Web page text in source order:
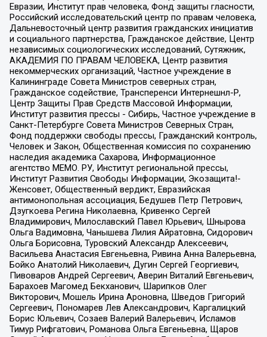
Евразии, Институт прав человека, Фонд защиты гласности,
Российский исследовательский центр по правам человека,
Дальневосточный центр развития гражданских инициатив
и социального партнерства, Гражданское действие, Центр
независимых социологических исследований, Сутяжник,
АКАДЕМИЯ ПО ПРАВАМ ЧЕЛОВЕКА, Центр развития
некоммерческих организаций, Частное учреждение в
Калининграде Совета Министров северных стран,
Гражданское содействие, Трансперенси Интернешнл-Р,
Центр Защиты Прав Средств Массовой Информации,
Институт развития прессы - Сибирь, Частное учреждение в
Санкт-Петербурге Совета Министров Северных Стран,
Фонд поддержки свободы прессы, Гражданский контроль,
Человек и Закон, Общественная комиссия по сохранению
наследия академика Сахарова, Информационное
агентство МЕМО. РУ, Институт региональной прессы,
Институт Развития Свободы Информации, Экозащита!-
Женсовет, Общественный вердикт, Евразийская
антимонопольная ассоциация, Бедушев Петр Петрович,
Дзугкоева Регина Николаевна, Кривенко Сергей
Владимирович, Милославский Павел Юрьевич, Шнырова
Ольга Вадимовна, Чанышева Лилия Айратовна, Сидорович
Ольга Борисовна, Туровский Александр Алексеевич,
Васильева Анастасия Евгеньевна, Ривина Анна Валерьевна,
Бойко Анатолий Николаевич, Дугин Сергей Георгиевич,
Пивоваров Андрей Сергеевич, Аверин Виталий Евгеньевич,
Барахоев Магомед Бекханович, Шарипков Олег
Викторович, Мошель Ирина Ароновна, Шведов Григорий
Сергеевич, Пономарев Лев Александрович, Каргалицкий
Борис Юльевич, Созаев Валерий Валерьевич, Исламов
Тимур Рифгатович, Романова Ольга Евгеньевна, Щаров